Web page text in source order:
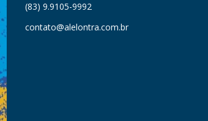
(83) 9.9105-9992
contato@alelontra.com.br